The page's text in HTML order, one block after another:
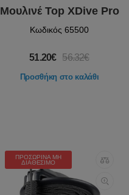
Μουλινέ Top XDive Pro
Κωδικός 65500
51.20€ 56.32€
Προσθήκη στο καλάθι
ΠΡΟΣΩΡΙΝΆ ΜΗ
ΔΙΑΘΈΣΙΜΟ